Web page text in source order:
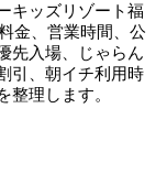
キッズリゾート福
金、営業時間、公
先入場、じゃらん
引、朝イチ利用時
整理します。